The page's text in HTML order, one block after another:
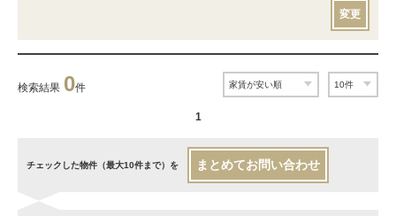
変更
検索結果 0件
1
チェックした物件（最大10件まで）を まとめてお問い合わせ